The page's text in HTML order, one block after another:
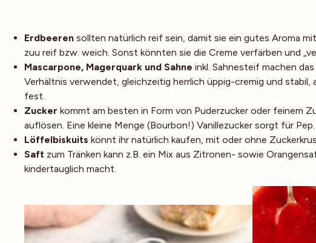
Erdbeeren sollten natürlich reif sein, damit sie ein gutes Aroma
zuu reif bzw. weich. Sonst könnten sie die Creme verfärben und
Mascarpone, Magerquark und Sahne inkl. Sahnesteif machen
Verhältnis verwendet, gleichzeitig herrlich üppig-cremig und
fest.
Zucker kommt am besten in Form von Puderzucker oder feinem
auflösen. Eine kleine Menge (Bourbon!) Vanillezucker sorgt für Pep.
Löffelbiskuits könnt ihr natürlich kaufen, mit oder ohne
Saft zum Tränken kann z.B. ein Mix aus Zitronen- sowie
kindertauglich macht.